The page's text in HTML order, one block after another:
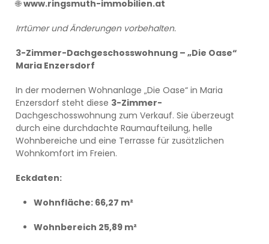
🌐www.ringsmuth-immobilien.at
Irrtümer und Änderungen vorbehalten.
3-Zimmer-Dachgeschosswohnung – „Die Oase“
Maria Enzersdorf
In der modernen Wohnanlage „Die Oase“ in Maria
Enzersdorf steht diese 3-Zimmer-
Dachgeschosswohnung zum Verkauf. Sie überzeugt
durch eine durchdachte Raumaufteilung, helle
Wohnbereiche und eine Terrasse für zusätzlichen
Wohnkomfort im Freien.
Eckdaten:
Wohnfläche: 66,27 m²
Wohnbereich 25,89 m²